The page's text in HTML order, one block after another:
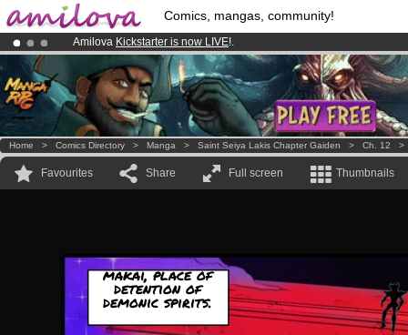
Comics, mangas, community!
Amilova Kickstarter is now LIVE!.
Already 134393membersand 1208comics & mangas!.
Premium membership from3.95 euros per month !Get membership
Home > Comics Directory > Manga > Saint Seiya Lakis Chapter Gaiden > Ch. 12
Favourites Share Full screen Thumbnails
makai, place of
detention of
demonic spirits.